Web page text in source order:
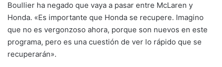
Boullier ha negado que vaya a pasar entre McLaren y
Honda. «Es importante que Honda se recupere. Imagino
que no es vergonzoso ahora, porque son nuevos en este
programa, pero es una cuestión de ver lo rápido que se
recuperarán».